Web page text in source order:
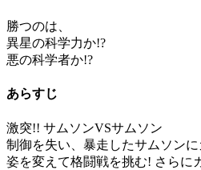
勝つのは、
異星の科学力か!?
悪の科学者か!?
あらすじ
激突!! サムソンVSサムソン
制御を失い、暴走したサムソン
姿を変えて格闘戦を挑む! さらに